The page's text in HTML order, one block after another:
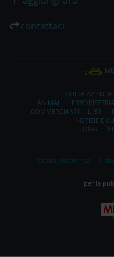
contattaci
GUIDA AZIENDE
ANIMALI
ERBORISTERIA
COMMERCIANTI
LIBRI
NOTIZIE E
OGGI
fattura elettronica
per la